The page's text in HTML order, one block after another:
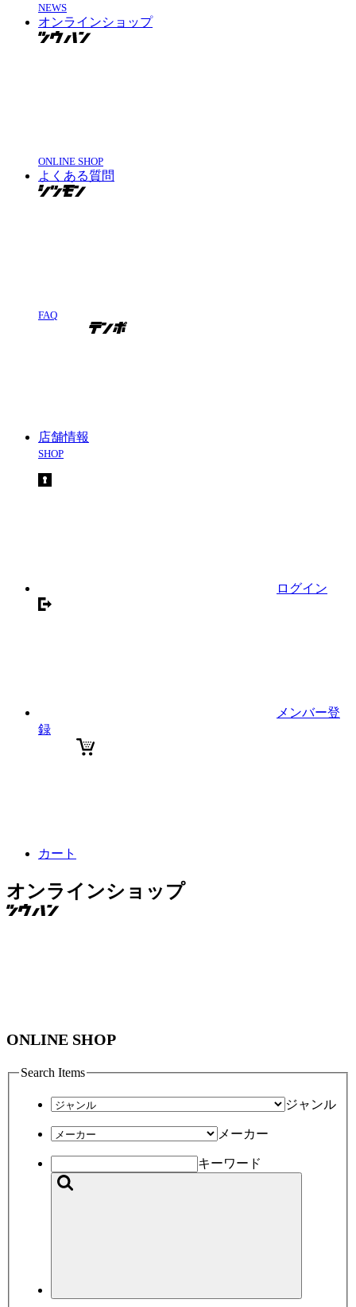
NEWS
オンラインショップ
ONLINE SHOP
よくある質問
FAQ
店舗情報
SHOP
ログイン
メンバー登
録
カート
オンラインショップ
ONLINE SHOP
Search Items
ジャンル
メーカー
キーワード